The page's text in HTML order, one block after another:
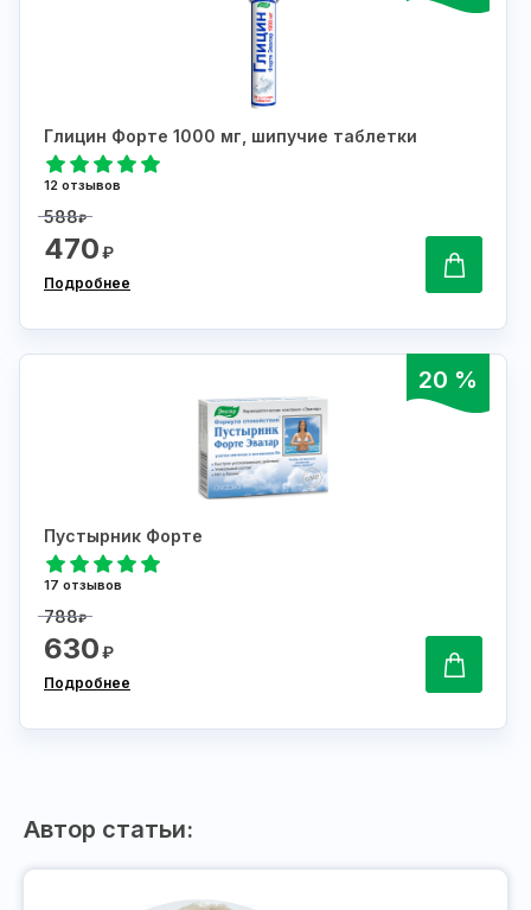
Глицин Форте 1000 мг, шипучие таблетки
12 отзывов
588₽
470₽
Подробнее
20 %
Пустырник Форте
17 отзывов
788₽
630₽
Подробнее
Автор статьи: